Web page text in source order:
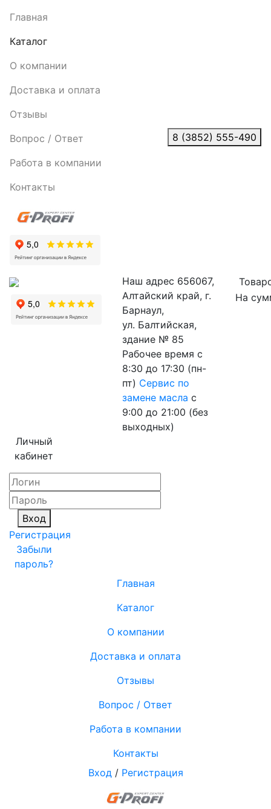
Главная
Каталог
О компании
Доставка и оплата
Отзывы
Вопрос / Ответ
Работа в компании
Контакты
8 (3852) 555-490
Наш адрес 656067,
Алтайский край, г.
Барнаул,
ул. Балтийская,
здание № 85
Рабочее время с
8:30 до 17:30 (пн-
пт) Сервис по
замене масла с
9:00 до 21:00 (без
выходных)
На
Личный
кабинет
Вход
Регистрация
Забыли
пароль?
Главная
Каталог
О компании
Доставка и оплата
Отзывы
Вопрос / Ответ
Работа в компании
Контакты
Вход/ Регистрация